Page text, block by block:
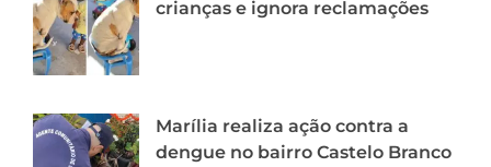
crianças e ignora reclamações
Marília realiza ação contra a
dengue no bairro Castelo Branco